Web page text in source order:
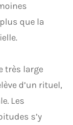
que la
très large
d’un rituel,
Les
s’y